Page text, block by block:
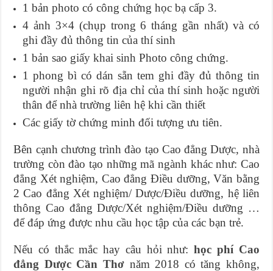
1 bản photo có công chứng học bạ cấp 3.
4 ảnh 3×4 (chụp trong 6 tháng gần nhất) và có
ghi đầy đủ thông tin của thí sinh
1 bản sao giấy khai sinh Photo công chứng.
1 phong bì có dán sẵn tem ghi đầy đủ thông tin
người nhận ghi rõ địa chỉ của thí sinh hoặc người
thân để nhà trường liên hệ khi cần thiết
Các giấy tờ chứng minh đối tượng ưu tiên.
Bên cạnh chương trình đào tạo Cao đẳng Dược, nhà
trường còn đào tạo những mã ngành khác như: Cao
đẳng Xét nghiệm, Cao đẳng Điều dưỡng, Văn bằng
2 Cao đẳng Xét nghiệm/ Dược/Điều dưỡng, hệ liên
thông Cao đẳng Dược/Xét nghiệm/Điều dưỡng …
để đáp ứng được nhu cầu học tập của các bạn trẻ.
Nếu có thắc mắc hay câu hỏi như:học phí Cao
đẳng Dược Cần Thơnăm 2018 có tăng không,